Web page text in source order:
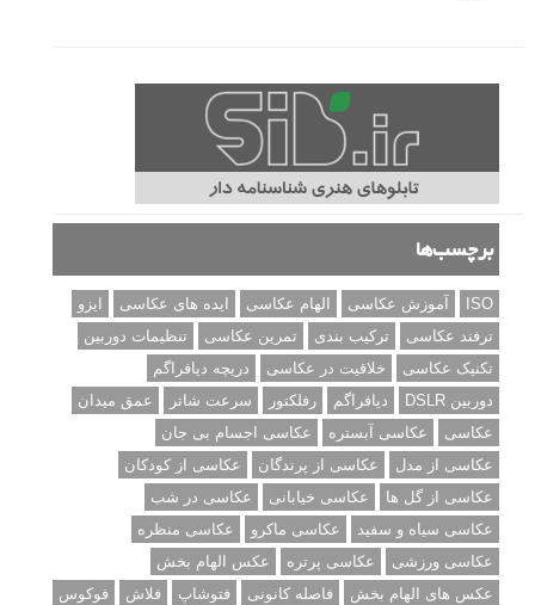
برچسب‌ها
ISO آموزش عکاسی الهام عکاسی ایده های عکاسی
ایزو
ترفند عکاسی
ترکیب بندی تمرین عکاسی
تنظیمات دوربین
تکنیک عکاسی
خلاقیت در عکاسی
دریچه دیافراگم
دوربین DSLR
دیافراگم رفلکتور سرعت شاتر
عمق میدان
عکاسی
عکاسی آبستره
عکاسی اجسام بی جان
عکاسی از مدل
عکاسی از پرندگان
عکاسی از کودکان
عکاسی از گل ها
عکاسی خیابانی
عکاسی در شب
عکاسی سیاه و سفید
عکاسی ماکرو
عکاسی منظره
عکاسی ورزشی
عکاسی پرتره
عکس الهام بخش
عکس های الهام بخش
فاصله کانونی فتوشاپ فلاش
فوکوس